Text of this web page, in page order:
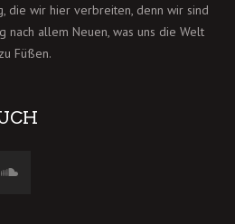
die wir hier verbreiten, denn wir sind
nach allem Neuen, was uns die Welt
Füßen.